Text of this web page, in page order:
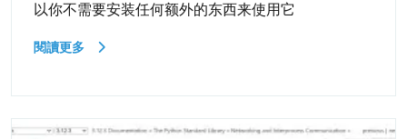
以你不需要安装任何额外的东西来使用它
閱讀更多